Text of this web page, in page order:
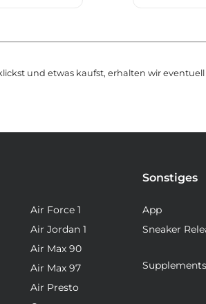
und etwas kaufst, erhalten wir
Air Force 1
Air Jordan 1
Air Max 90
Air Max 97
Air Presto
Sonstiges
App
Sneaker
Supplements